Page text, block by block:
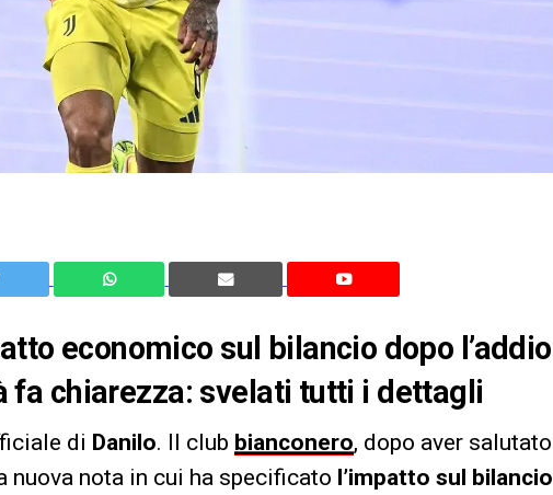
economico sul bilancio dopo l’addio
fa chiarezza: svelati tutti i dettagli
di Danilo. Il club bianconero, dopo aver salutato
nuova nota in cui ha specificato l’impatto sul bilancio